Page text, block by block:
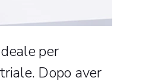
per
Dopo aver